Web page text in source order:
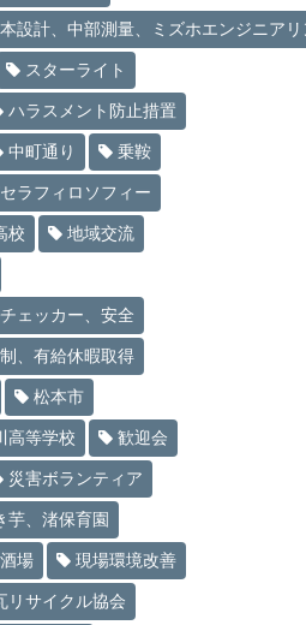
設計、中部測量、ミズホエンジニアリ
スターライト
ハラスメント防止措置
中町通り 乗鞍
ラフィロソフィー
校 地域交流
ェッカー、安全
、有給休暇取得
松本市
高等学校 歓迎会
災害ボランティア
芋、渚保育園
場 現場環境改善
リサイクル協会